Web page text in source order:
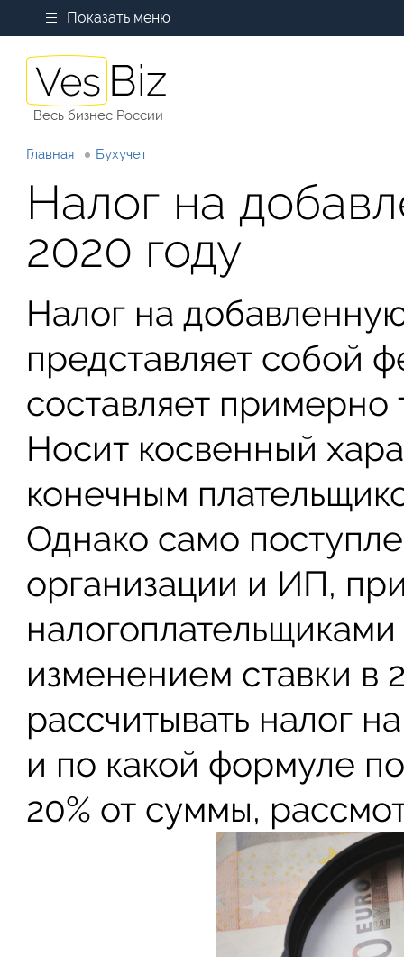
Показать меню
Весь бизнес России
Главная Бухучет
Налог на
2020 году
Налог на
представляет собой
составляет примерно
Носит косвенный
конечным
Однако само
организации и ИП,
изменением ставки в
рассчитывать налог
и по какой формуле
20% от суммы,